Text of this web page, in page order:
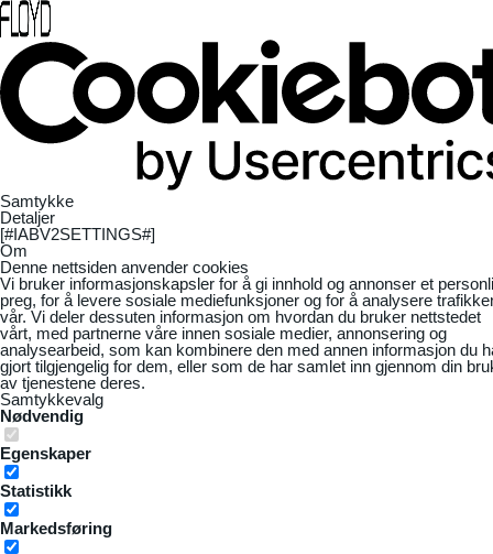
Samtykke
Detaljer
[#IABV2SETTINGS#]
Om
Denne nettsiden anvender cookies
Vi bruker informasjonskapsler for å gi innhold og annonser et
preg, for å levere sosiale mediefunksjoner og for å analysere
vår. Vi deler dessuten informasjon om hvordan du bruker nettstedet
vårt, med partnerne våre innen sosiale medier, annonsering og
analysearbeid, som kan kombinere den med annen informasjon du
gjort tilgjengelig for dem, eller som de har samlet inn gjennom din
av tjenestene deres.
Samtykkevalg
Nødvendig
Egenskaper
Statistikk
Markedsføring